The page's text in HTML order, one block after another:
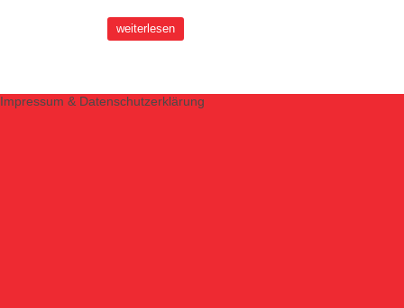
weiterlesen
Impressum & Datenschutzerklärung